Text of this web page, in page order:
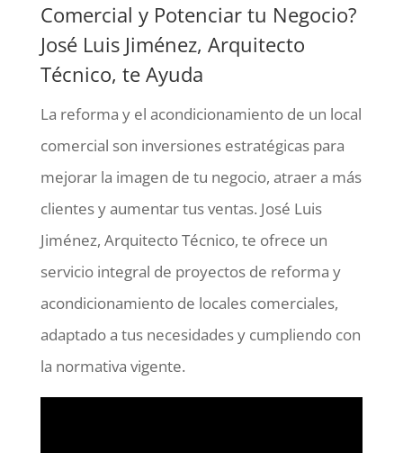
Comercial y Potenciar tu Negocio?
José Luis Jiménez, Arquitecto
Técnico, te Ayuda
La reforma y el acondicionamiento de un local
comercial son inversiones estratégicas para
mejorar la imagen de tu negocio, atraer a más
clientes y aumentar tus ventas. José Luis
Jiménez, Arquitecto Técnico, te ofrece un
servicio integral de proyectos de reforma y
acondicionamiento de locales comerciales,
adaptado a tus necesidades y cumpliendo con
la normativa vigente.